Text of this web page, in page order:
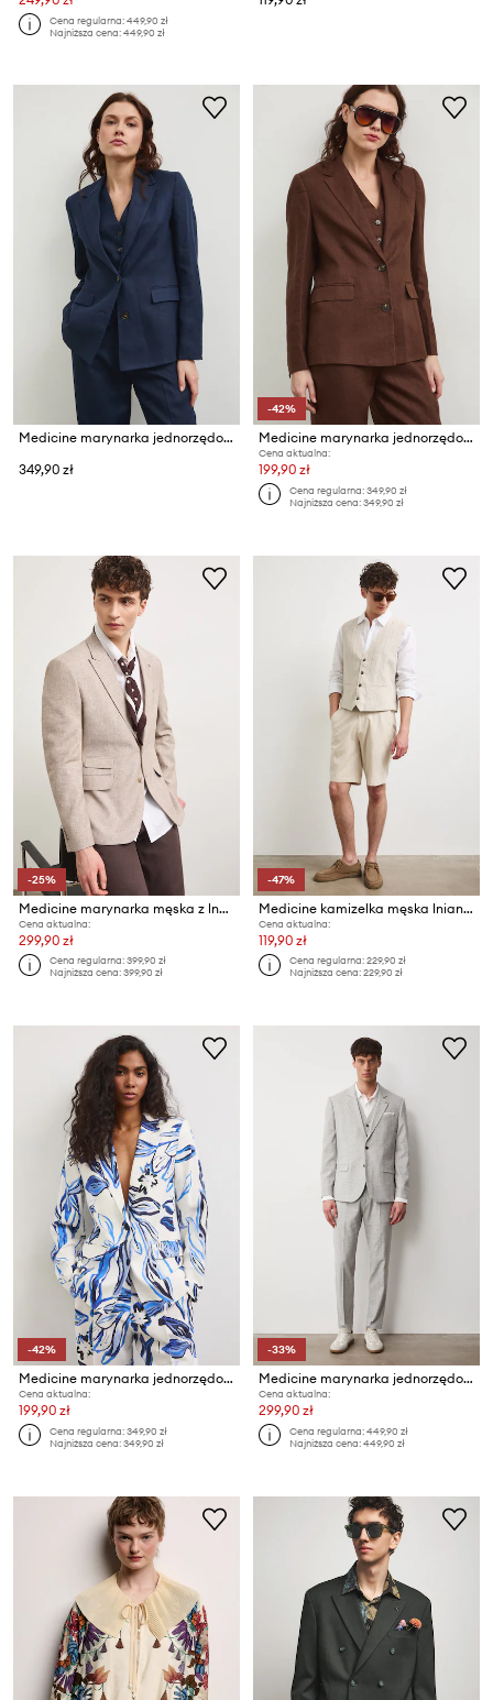
Cena regularna:449,90 zł
Najniższa cena:449,90 zł
Medicine marynarka jednorzędowa damska lniana
349,90 zł
-42%
Medicine marynarka jednorzędowa damska lniana
Cena aktualna:
199,90 zł
Cena regularna:349,90 zł
Najniższa cena:349,90 zł
-25%
Medicine marynarka męska z lnem
Cena aktualna:
299,90 zł
Cena regularna:399,90 zł
Najniższa cena:399,90 zł
-47%
Medicine kamizelka męska lniana
Cena aktualna:
119,90 zł
Cena regularna:229,90 zł
Najniższa cena:229,90 zł
-42%
Medicine marynarka jednorzędowa damska z dodatkiem lnu
Cena aktualna:
199,90 zł
Cena regularna:349,90 zł
Najniższa cena:349,90 zł
-33%
Medicine marynarka jednorzędowa męska z domieszką lnu
Cena aktualna:
299,90 zł
Cena regularna:449,90 zł
Najniższa cena:449,90 zł